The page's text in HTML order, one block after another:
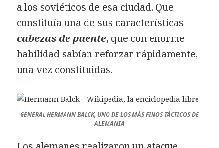
a los soviéticos de esa ciudad. Que
constituía una de sus características
cabezas de puente, que con enorme
habilidad sabían reforzar rápidamente,
una vez constituidas.
GENERAL HERMANN BALCK, UNO DE LOS MÁS FINOS TÁCTICOS DE
ALEMANIA